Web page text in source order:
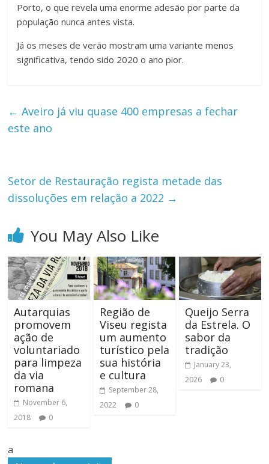
Porto, o que revela uma enorme adesão por parte da
população nunca antes vista.
Já os meses de verão mostram uma variante menos
significativa, tendo sido 2020 o ano pior.
← Aveiro já viu quase 400 empresas a fechar
este ano
Setor de Restauração regista metade das
dissoluções em relação a 2022 →
You May Also Like
Autarquias
promovem
ação de
voluntariado
para limpeza
da via
romana
November 6,
2018
0
Região de
Viseu regista
um aumento
turístico pela
sua história
e cultura
September 28,
2022
0
Queijo Serra
da Estrela. O
sabor da
tradição
January 23,
2026
0
a